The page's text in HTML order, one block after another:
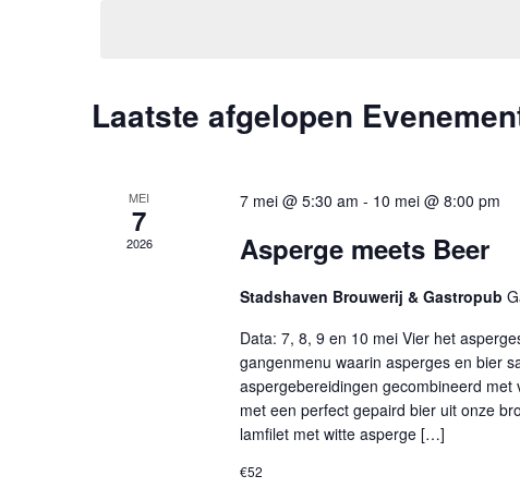
Laatste afgelopen
MEI
7
2026
7 mei @ 5:30 am - 10 mei @ 8:00 pm
Asperge meets Beer
Stadshaven Brouwerij & Gastropub
Data: 7, 8, 9 en 10 mei Vier het
gangenmenu waarin asperges en bier
aspergebereidingen gecombineerd
met een perfect gepaird bier uit onze
lamfilet met witte asperge […]
€52